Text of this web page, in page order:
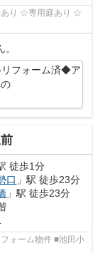
あり ☆専用庭あり ☆
フォーム済◆ア
徒歩1分
口 」駅 徒歩23分
」駅 徒歩23分
ォーム物件 ■池田小